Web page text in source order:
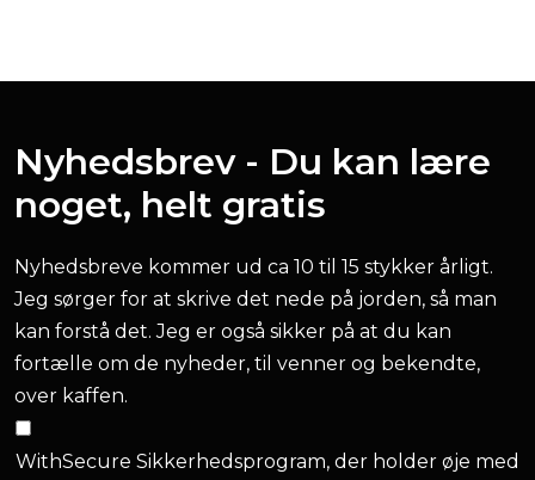
Nyhedsbrev - Du kan lære
noget, helt gratis
Nyhedsbreve kommer ud ca 10 til 15 stykker årligt.
Jeg sørger for at skrive det nede på jorden, så man
kan forstå det. Jeg er også sikker på at du kan
fortælle om de nyheder, til venner og bekendte,
over kaffen.
WithSecure Sikkerhedsprogram, der holder øje med